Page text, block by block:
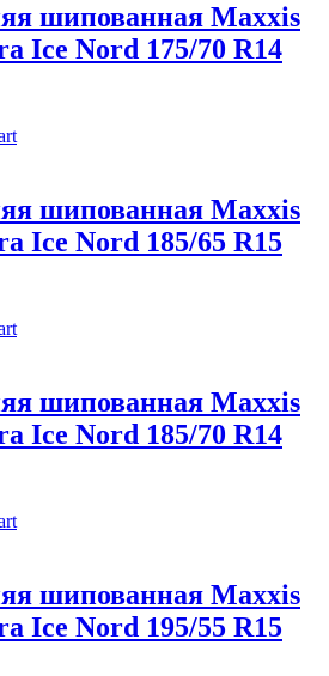
шипованная Maxxis
Ice Nord 175/70 R14
шипованная Maxxis
Ice Nord 185/65 R15
шипованная Maxxis
Ice Nord 185/70 R14
шипованная Maxxis
Ice Nord 195/55 R15